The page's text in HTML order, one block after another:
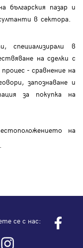
българския пазар и
в сектора.
специализирали в
на сделки с
- сравнение на
запознаване и
за покупка на
на
.
се с нас: